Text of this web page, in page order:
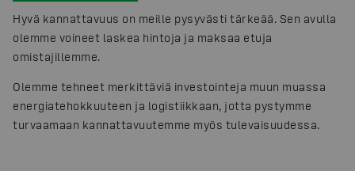
Hyvä kannattavuus on meille pysyvästi tärkeää. Sen avulla
olemme voineet laskea hintoja ja maksaa etuja
omistajillemme.
Olemme tehneet merkittäviä investointeja muun muassa
energiatehokkuuteen ja logistiikkaan, jotta pystymme
turvaamaan kannattavuutemme myös tulevaisuudessa.